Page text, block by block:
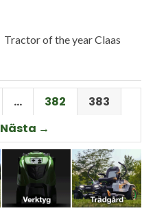
Tractor of the year Claas
… 382
383
Nästa →